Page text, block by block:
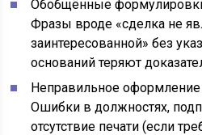
Обобщённые
Фразы вроде «сделка не
заинтересованной» без
оснований теряют
Неправильное оформление
Ошибки в должностях,
отсутствие печати (если